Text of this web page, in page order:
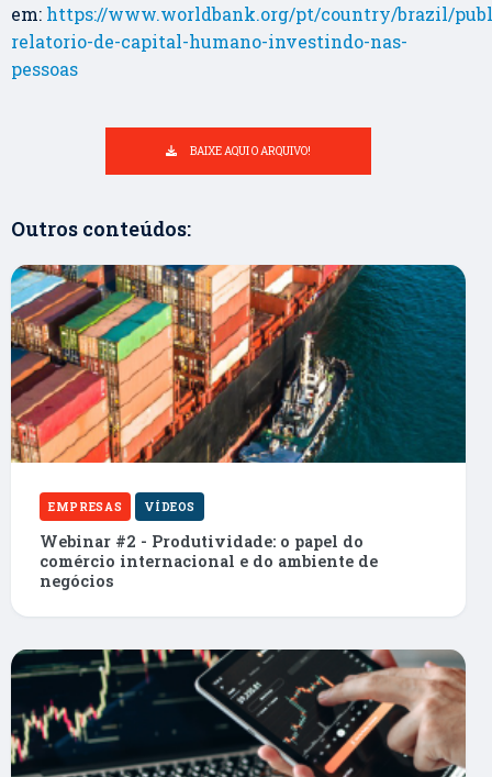
em: https://www.worldbank.org/pt/country/brazil/
relatorio-de-capital-humano-investindo-nas-
pessoas
BAIXE AQUI O ARQUIVO!
Outros conteúdos:
EMPRESAS VÍDEOS
Webinar #2 - Produtividade: o papel do
comércio internacional e do ambiente de
negócios